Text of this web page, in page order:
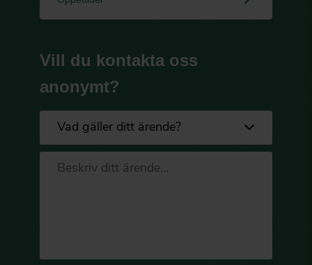
Vill du kontakta oss
anonymt?